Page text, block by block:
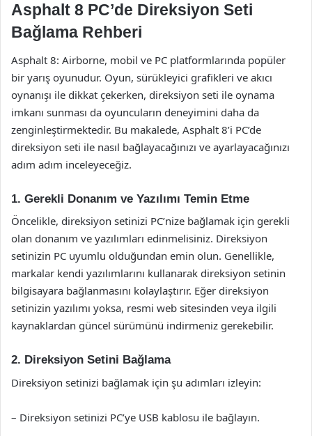
Asphalt 8 PC’de Direksiyon Seti
Bağlama Rehberi
Asphalt 8: Airborne, mobil ve PC platformlarında popüler
bir yarış oyunudur. Oyun, sürükleyici grafikleri ve akıcı
oynanışı ile dikkat çekerken, direksiyon seti ile oynama
imkanı sunması da oyuncuların deneyimini daha da
zenginleştirmektedir. Bu makalede, Asphalt 8’i PC’de
direksiyon seti ile nasıl bağlayacağınızı ve ayarlayacağınızı
adım adım inceleyeceğiz.
1. Gerekli Donanım ve Yazılımı Temin Etme
Öncelikle, direksiyon setinizi PC’nize bağlamak için gerekli
olan donanım ve yazılımları edinmelisiniz. Direksiyon
setinizin PC uyumlu olduğundan emin olun. Genellikle,
markalar kendi yazılımlarını kullanarak direksiyon setinin
bilgisayara bağlanmasını kolaylaştırır. Eğer direksiyon
setinizin yazılımı yoksa, resmi web sitesinden veya ilgili
kaynaklardan güncel sürümünü indirmeniz gerekebilir.
2. Direksiyon Setini Bağlama
Direksiyon setinizi bağlamak için şu adımları izleyin:
– Direksiyon setinizi PC’ye USB kablosu ile bağlayın.